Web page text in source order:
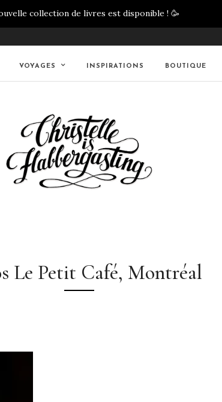
collection de livres est disponible ! 🥳
VOYAGES INSPIRATIONS BOUTIQUE
Le Petit Café, Montréal